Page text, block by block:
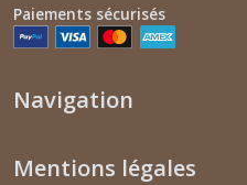
Paiements sécurisés
Navigation
Mentions légales